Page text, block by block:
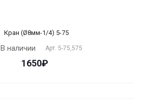
Кран (Ø8мм-1/4) 5-75
В наличии Арт. 5-75,575
1650₽